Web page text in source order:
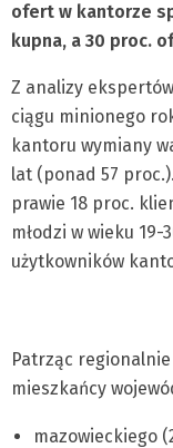
ofert w kantorze
kupna, a 30 proc.
Z analizy
ciągu minionego
kantoru wymiany
lat (ponad 57
prawie 18 proc.
młodzi w wieku
użytkowników
Patrząc
mieszkańcy
mazowieckiego